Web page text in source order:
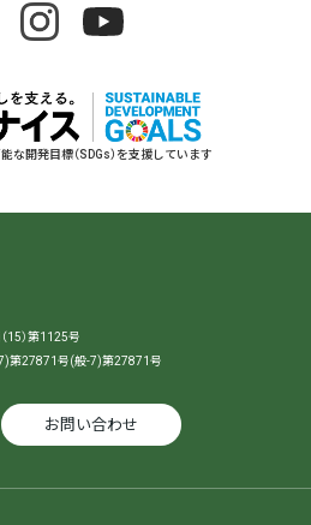
な開発目標（SDGs）を支援しています
15）第1125号
7)第27871号(般-7)第27871号
お問い合わせ